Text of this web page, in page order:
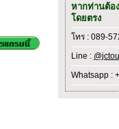
หากท่านต้อ
โดยตรง
โทร : 089-
Line :
Whatsapp :